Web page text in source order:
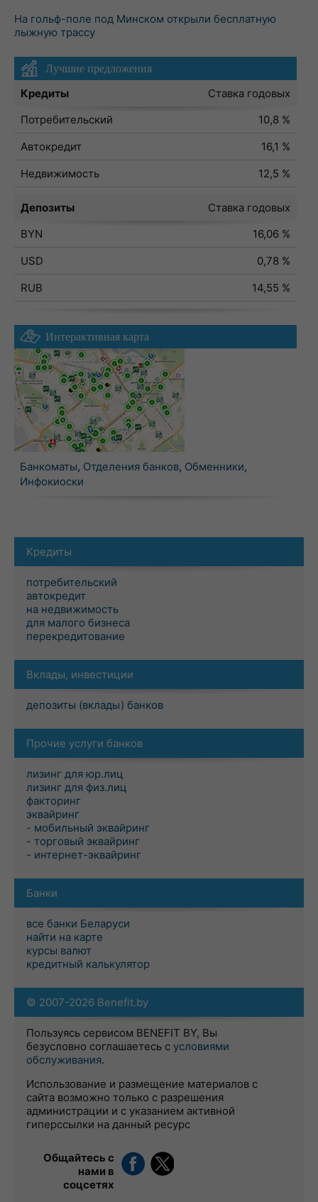
На гольф-поле под Минском открыли бесплатную
лыжную трассу
Лучшие предложения
Кредиты
Ставка годовых
Потребительский
10,8 %
Автокредит
16,1 %
Недвижимость
12,5 %
Депозиты
Ставка годовых
BYN
16,06 %
USD
0,78 %
RUB
14,55 %
Интерактивная карта
Банкоматы, Отделения банков, Обменники,
Инфокиоски
Кредиты
потребительский
автокредит
на недвижимость
для малого бизнеса
перекредитование
Вклады, инвестиции
депозиты (вклады) банков
Прочие услуги банков
лизинг для юр.лиц
лизинг для физ.лиц
факторинг
эквайринг
- мобильный эквайринг
- торговый эквайринг
- интернет-эквайринг
Банки
все банки Беларуси
найти на карте
курсы валют
кредитный калькулятор
© 2007-2026 Benefit.by
Пользуясь сервисом BENEFIT BY, Вы
безусловно соглашаетесь с условиями
обслуживания.
Использование и размещение материалов с
сайта возможно только с разрешения
администрации и с указанием активной
гиперссылки на данный ресурс
Общайтесь с
нами в
соцсетях